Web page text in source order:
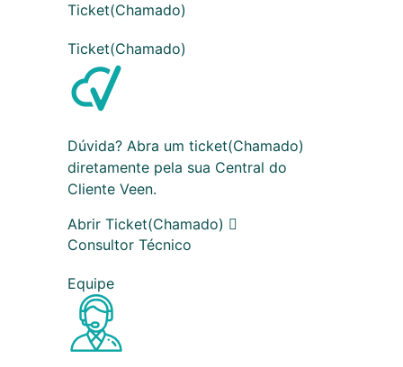
Ticket(Chamado)
Ticket(Chamado)
Dúvida? Abra um ticket(Chamado)
diretamente pela sua Central do
Cliente Veen.
Abrir Ticket(Chamado)
Consultor Técnico
Equipe